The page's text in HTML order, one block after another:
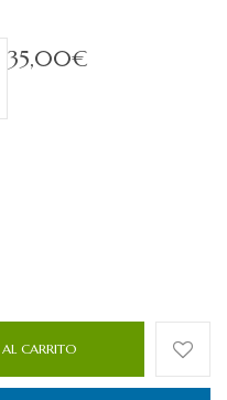
35,00€
CARRITO